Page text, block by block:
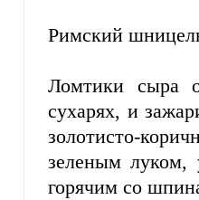
Римский
Ломтики сыра
сухарях, и
золотисто-
зеленым луком,
горячим со